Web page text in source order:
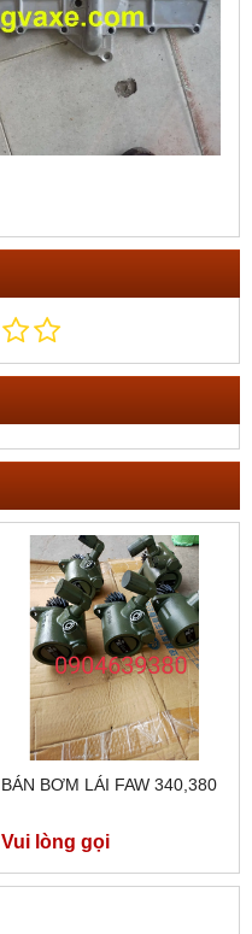
BÁN BƠM LÁI FAW 340,380
Vui lòng gọi